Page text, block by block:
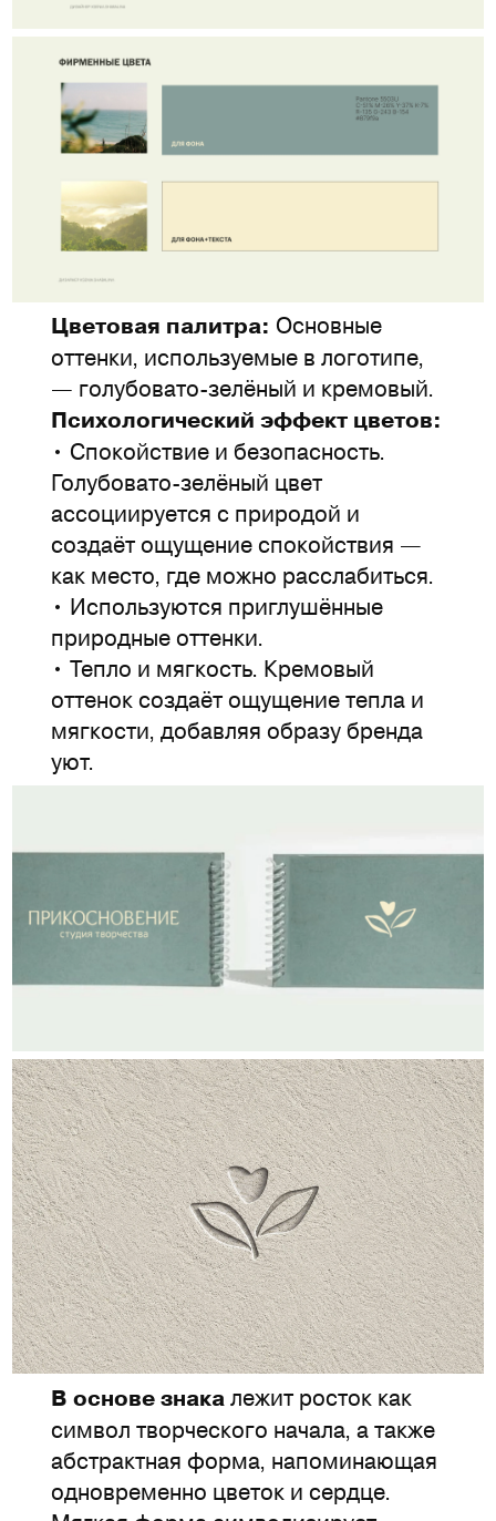
Цветовая палитра: Основные
оттенки, используемые в логотипе,
— голубовато-зелёный и кремовый.
Психологический эффект цветов:
• Спокойствие и безопасность.
Голубовато-зелёный цвет
ассоциируется с природой и
создаёт ощущение спокойствия —
как место, где можно расслабиться.
• Используются приглушённые
природные оттенки.
• Тепло и мягкость. Кремовый
оттенок создаёт ощущение тепла и
мягкости, добавляя образу бренда
уют.
В основе знакалежит росток как
символ творческого начала, а также
абстрактная форма, напоминающая
одновременно цветок и сердце.